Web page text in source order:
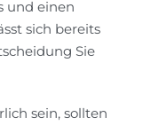
und einen
sich bereits
Sie
sein, sollten